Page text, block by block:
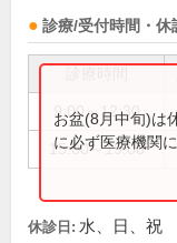
診療/受付時間・休
9:00～12:30
15:00～19:00
お盆(8月中旬)は
に必ず医療機関
休診日: 水、日、祝